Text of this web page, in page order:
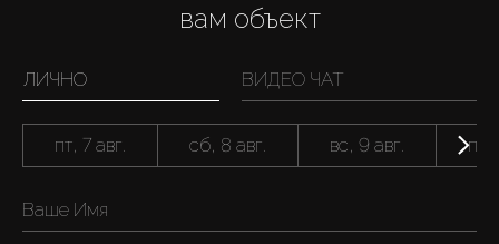
вам объект
ЛИЧНО ВИДЕО ЧАТ
пт, 7 авг. сб, 8 авг. вс, 9 авг. пн,